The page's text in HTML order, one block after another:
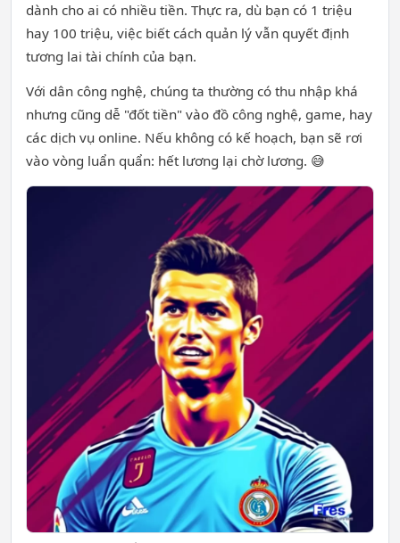
dành cho ai có nhiều tiền. Thực ra, dù bạn có 1 triệu
hay 100 triệu, việc biết cách quản lý vẫn quyết định
tương lai tài chính của bạn.
Với dân công nghệ, chúng ta thường có thu nhập khá
nhưng cũng dễ "đốt tiền" vào đồ công nghệ, game, hay
các dịch vụ online. Nếu không có kế hoạch, bạn sẽ rơi
vào vòng luẩn quẩn: hết lương lại chờ lương. 😅